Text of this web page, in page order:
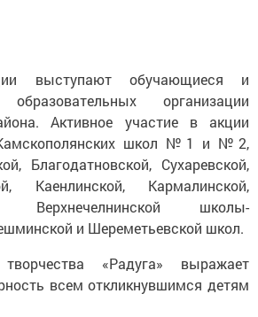
выступают обучающиеся и
организации
Активное участие в акции
Камскополянских школ №1 и №2,
Благодатновской, Сухаревской,
Каенлинской, Кармалинской,
Верхнечелнинской школы-
и Шереметьевской школ.
«Радуга» выражает
всем откликнувшимся детям